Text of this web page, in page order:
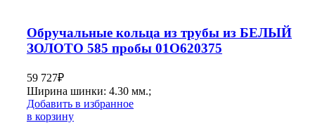
Обручальные кольца из трубы из БЕЛЫЙ
ЗОЛОТО 585 пробы 01О620375
59 727₽
Ширина шинки: 4.30 мм.;
Добавить в избранное
в корзину